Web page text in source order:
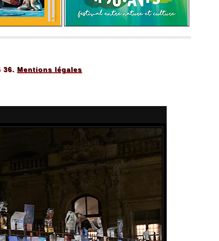
36. Mentions légales